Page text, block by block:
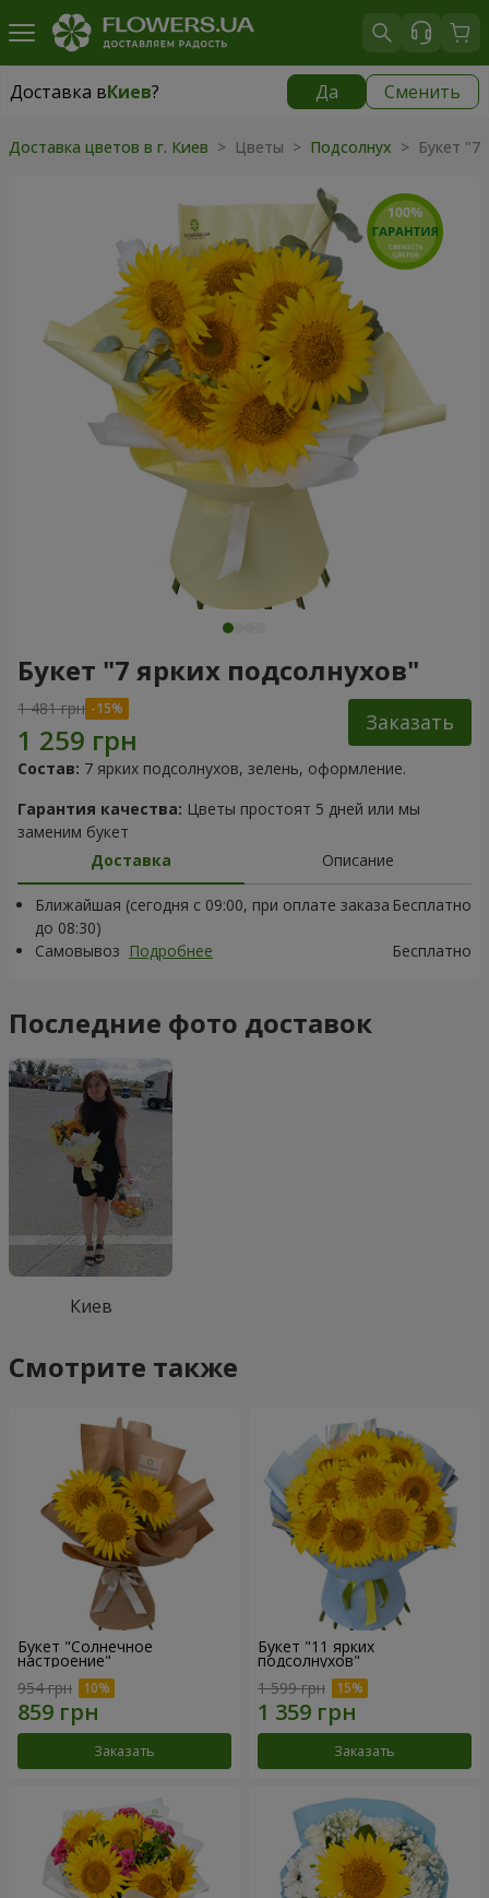
Доставка вКиев? Да Сменить
Доставка вКиев
Доставка цветов в г. Киев > Цветы > Подсолнух > Букет "7
Букет "7 ярких подсолнухов"
1 481 грн
Заказать
Состав: 7 ярких подсолнухов, зелень, оформление.
Гарантия качества: Цветы простоят 5 дней или мы
заменим букет
Доставка
Описание
Ближайшая (сегодня с 09:00, при оплате заказа
до 08:30)
Бесплатно
Самовывоз Подробнее Бесплатно
Последние фото доставок
Киев
Смотрите также
Букет "Солнечное
настроение"
954 грн
Заказать
Букет "11 ярких
подсолнухов"
1 599 грн
Заказать